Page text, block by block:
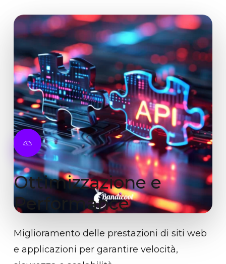
Ottimizzazione e
Performance
Miglioramento delle prestazioni di siti web
e applicazioni per garantire velocità,